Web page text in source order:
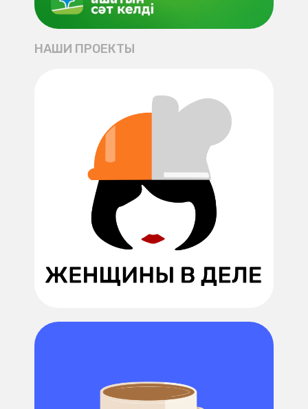
НАШИ ПРОЕКТЫ